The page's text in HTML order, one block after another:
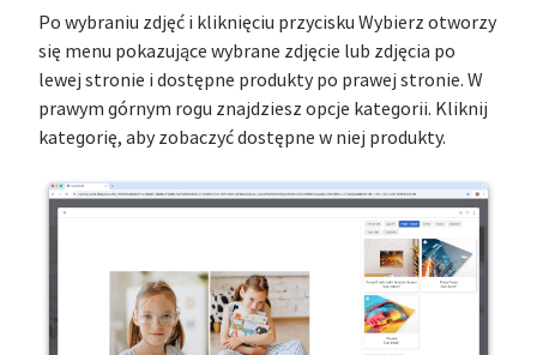
Po wybraniu zdjęć i kliknięciu przycisku Wybierz otworzy
się menu pokazujące wybrane zdjęcie lub zdjęcia po
lewej stronie i dostępne produkty po prawej stronie. W
prawym górnym rogu znajdziesz opcje kategorii. Kliknij
kategorię, aby zobaczyć dostępne w niej produkty.